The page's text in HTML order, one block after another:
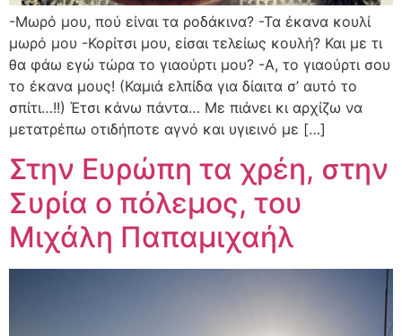
-Μωρό μου, πού είναι τα ροδάκινα? -Τα έκανα κουλί
μωρό μου -Κορίτσι μου, είσαι τελείως κουλή? Και με τι
θα φάω εγώ τώρα το γιαούρτι μου? -Α, το γιαούρτι σου
το έκανα μους! (Καμιά ελπίδα για δίαιτα σ’ αυτό το
σπίτι…!!) Έτσι κάνω πάντα… Με πιάνει κι αρχίζω να
μετατρέπω οτιδήποτε αγνό και υγιεινό με […]
Στην Ευρώπη τα χρέη, στην
Συρία ο πόλεμος, του
Μιχάλη Παπαμιχαήλ